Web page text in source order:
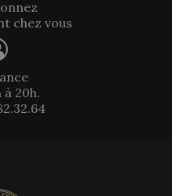
chez vous
à 20h.